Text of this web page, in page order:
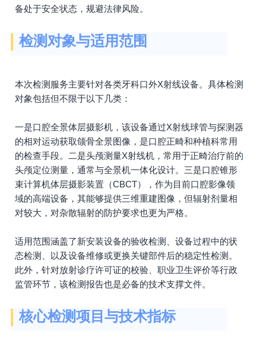
备处于安全状态，规避法律风险。
检测对象与适用范围
本次检测服务主要针对各类牙科口外X射线设备。具体检测
对象包括但不限于以下几类：
一是口腔全景体层摄影机，该设备通过X射线球管与探测器
的相对运动获取颌骨全景图像，是口腔正畸和种植科常用
的检查手段。二是头颅测量X射线机，常用于正畸治疗前的
头颅定位测量，通常与全景机一体化设计。三是口腔锥形
束计算机体层摄影装置（CBCT），作为目前口腔影像领
域的高端设备，其能够提供三维重建图像，但辐射剂量相
对较大，对杂散辐射的防护要求也更为严格。
适用范围涵盖了新安装设备的验收检测、设备过程中的状
态检测、以及设备维修或更换关键部件后的稳定性检测。
此外，针对放射诊疗许可证的校验、职业卫生评价等行政
监管环节，该检测报告也是必备的技术支撑文件。
核心检测项目与技术指标